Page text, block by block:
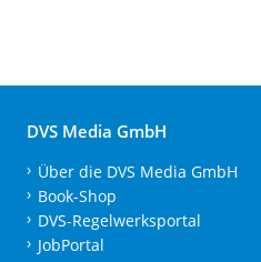
DVS Media GmbH
Über die DVS Media GmbH
Book-Shop
DVS-Regelwerksportal
JobPortal